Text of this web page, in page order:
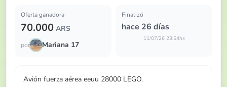
Oferta ganadora
70.000 ARS
por Mariana 17
Finalizó
hace 26 días
11/07/26 23:54hs
Avión fuerza aérea eeuu 28000 LEGO.